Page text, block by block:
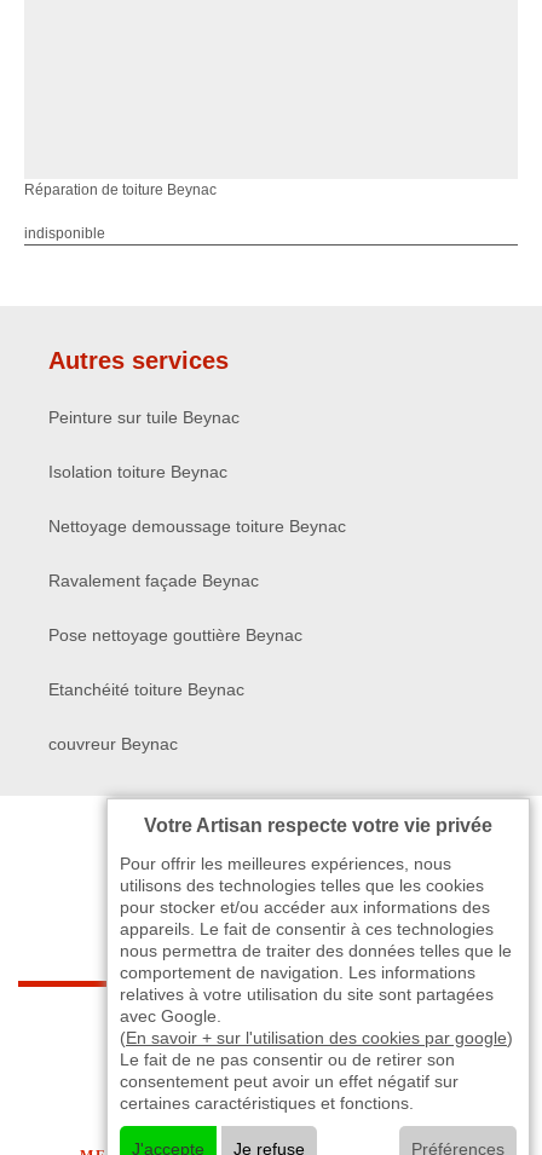
Réparation de toiture Beynac
indisponible
Autres services
Peinture sur tuile Beynac
Isolation toiture Beynac
Nettoyage demoussage toiture Beynac
Ravalement façade Beynac
Pose nettoyage gouttière Beynac
Etanchéité toiture Beynac
couvreur Beynac
indisponible - indisponible>
©2024 - 2026 TOUT DROIT RÉSERVÉ
Votre Artisan respecte votre vie privée
Pour offrir les meilleures expériences, nous
utilisons des technologies telles que les cookies
pour stocker et/ou accéder aux informations des
appareils. Le fait de consentir à ces technologies
nous permettra de traiter des données telles que le
comportement de navigation. Les informations
relatives à votre utilisation du site sont partagées
avec Google.
(En savoir + sur l'utilisation des cookies par google)
Le fait de ne pas consentir ou de retirer son
consentement peut avoir un effet négatif sur
certaines caractéristiques et fonctions.
J'accepte Je refuse Préférences